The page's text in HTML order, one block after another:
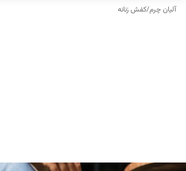
آلیان چرم/کفش زنانه